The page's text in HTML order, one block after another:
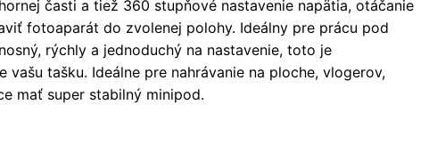
časti a tiež 360 stupňové nastavenie napätia, otáčanie
fotoaparát do zvolenej polohy. Ideálny pre prácu pod
rýchly a jednoduchý na nastavenie, toto je
tašku. Ideálne pre nahrávanie na ploche, vlogerov,
mať super stabilný minipod.